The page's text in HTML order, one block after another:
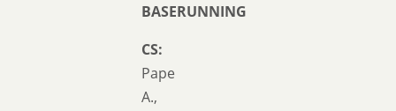
BASERUNNING
CS:
Pape
A.,